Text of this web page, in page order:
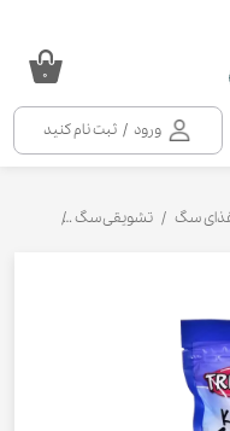
ورود / ثبت نام کنید
۰
سگ تشویقی سگ